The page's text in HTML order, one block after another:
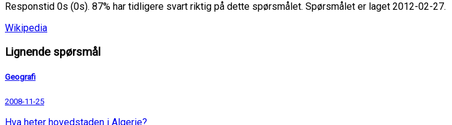
Responstid 0s (0s). 87% har tidligere svart riktig på dette spørsmålet. Spørsmålet er laget 2012-02-27.
Wikipedia
Lignende spørsmål
Geografi
2008-11-25
Hva heter hovedstaden i Algerie?